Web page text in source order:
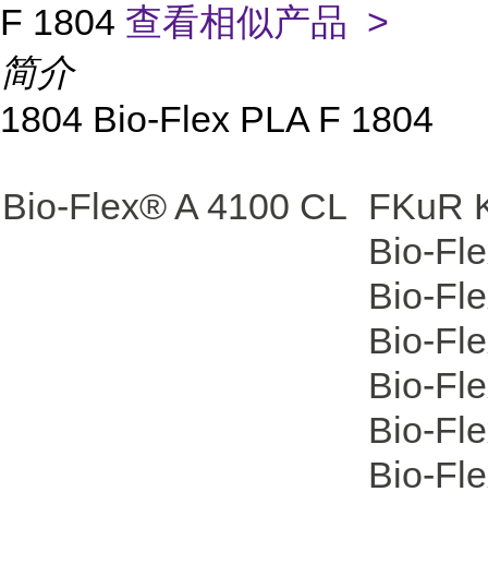
F 1804 查看相似产品 >
简介
1804 Bio-Flex PLA F 1804
Bio-Flex® A 4100 CL FKuR
Bio-
Bio-
Bio-
Bio-
Bio-
Bio-